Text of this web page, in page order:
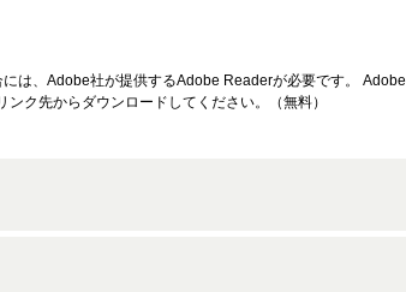
は、Adobe社が提供するAdobe Readerが必要です。
Adobe
ク先からダウンロードしてください。（無料）